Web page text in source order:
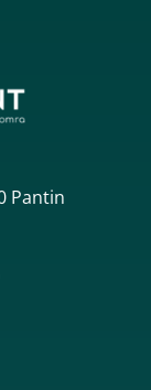
Pantin